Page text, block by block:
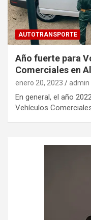
AUTOTRANSPORTE
Año fuerte para
Comerciales en
enero 20, 2023 admin
En general, el año
Vehículos